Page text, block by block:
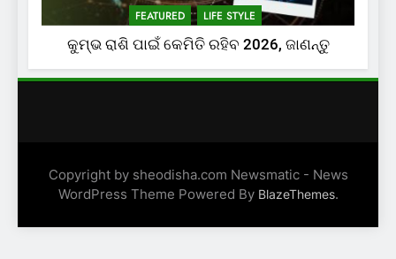
FEATURED LIFE STYLE
କୁମ୍ଭ ରାଶି ପାଇଁ କେମିତି ରହିବ 2026, ଜାଣନ୍ତୁ
Copyright by sheodisha.com Newsmatic - News
WordPress Theme Powered By BlazeThemes.